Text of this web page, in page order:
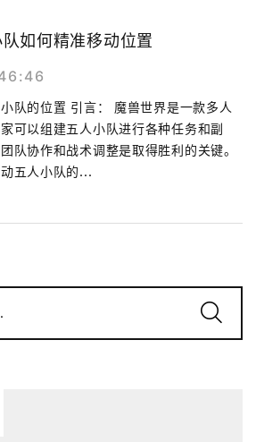
如何精准移动位置
队的位置 引言： 魔兽世界是一款多人
可以组建五人小队进行各种任务和副
队协作和战术调整是取得胜利的关键。
五人小队的...